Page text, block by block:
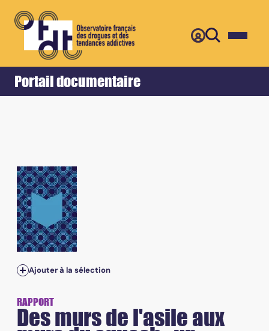
Portail documentaire
Accueil Retour
Ajouter à la sélection
RAPPORT
Des murs de l'asile aux